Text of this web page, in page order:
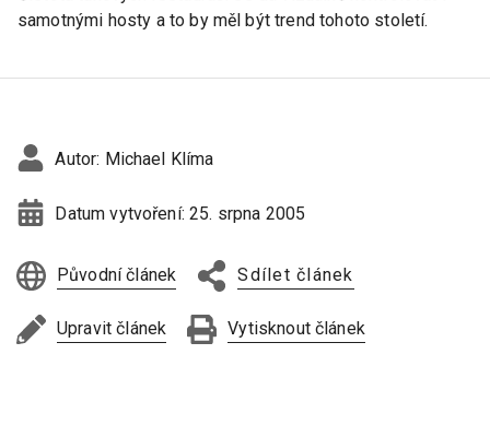
samotnými hosty a to by měl být trend tohoto století.
Autor: Michael Klíma
Datum vytvoření:25. srpna 2005
Původní článek Sdílet článek
Upravit článek Vytisknout článek